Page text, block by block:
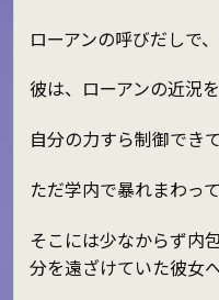
ローアンの呼びだしで
彼は、ローアンの近況
自分の力すら制御でき
ただ学内で暴れまわっ
そこには少なからず内
分を遠ざけていた彼女